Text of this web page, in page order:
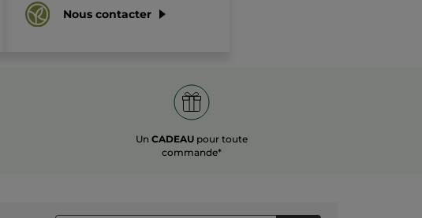
Nous contacter
Un CADEAU pour toute
commande*